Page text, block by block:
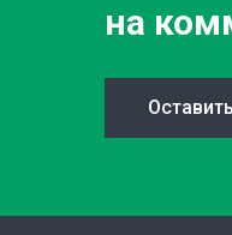
на